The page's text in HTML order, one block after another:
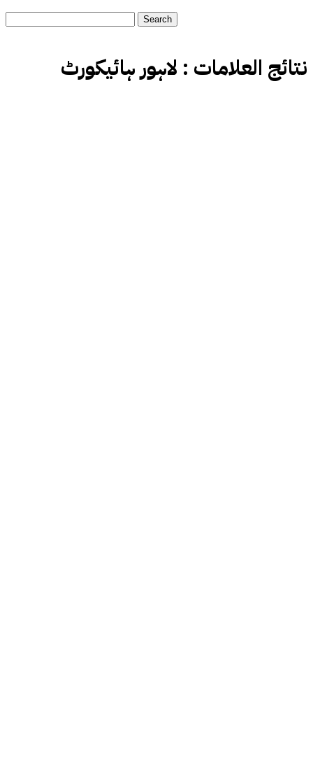
نتائج العلامات : لاہور ہائیکورٹ